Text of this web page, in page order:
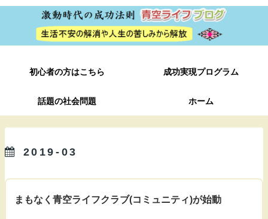
初心者の方はこちら 成功実現プログラム
話題の社会問題 ホーム
2019-03
まもなく青空ライフクラブ(コミュニティ)が始動